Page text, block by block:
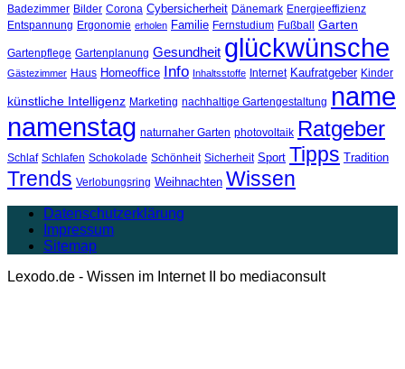
Badezimmer Bilder Corona Cybersicherheit Dänemark Energieeffizienz
Entspannung Ergonomie erholen Familie Fernstudium Fußball Garten
Gartenpflege Gartenplanung Gesundheit glückwünsche
Gästezimmer Haus Homeoffice Info Inhaltsstoffe Internet Kaufratgeber Kinder
künstliche Intelligenz Marketing nachhaltige Gartengestaltung name
namenstag naturnaher Garten photovoltaik Ratgeber
Schlaf Schlafen Schokolade Schönheit Sicherheit Sport Tipps Tradition
Trends Verlobungsring Weihnachten Wissen
Datenschutzerklärung
Impressum
Sitemap
Lexodo.de - Wissen im Internet II bo mediaconsult